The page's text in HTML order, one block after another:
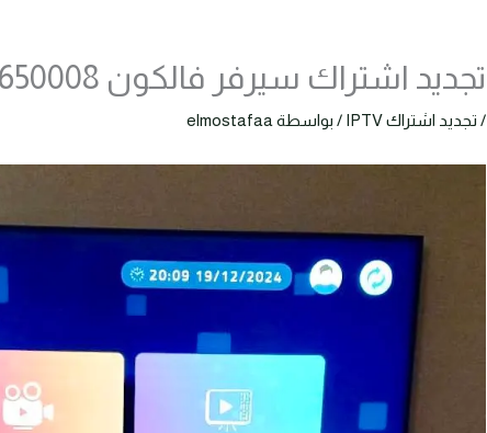
تجديد اشتراك سيرفر فالكون 01227650008
/ تجديد اشتراك IPTV / بواسطة elmostafaa